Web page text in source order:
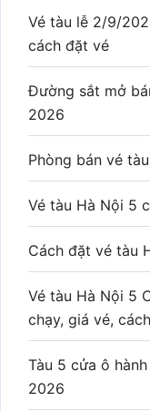
Vé tàu lễ 2/9/
cách đặt vé
Đường sắt mở
2026
Phòng bán vé
Vé tàu Hà Nội 5
Cách đặt vé tàu
Vé tàu Hà Nội 5
chạy, giá vé,
Tàu 5 cửa ô
2026